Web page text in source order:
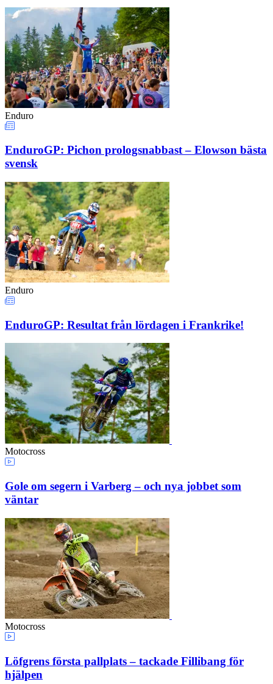
Enduro
EnduroGP: Pichon prologsnabbast – Elowson bästa
svensk
Enduro
EnduroGP: Resultat från lördagen i Frankrike!
Motocross
Gole om segern i Varberg – och nya jobbet som
väntar
Motocross
Löfgrens första pallplats – tackade Fillibang för
hjälpen